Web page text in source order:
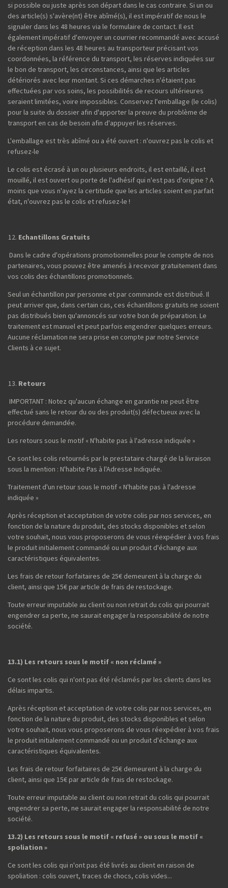
si possible ou juste après son départ dans le cas contraire. Si un ou
des article(s) s'avère(nt) être abîmé(s), il est impératif de nous le
signaler dans les 48 heures via le formulaire de contact. Il est
également impératif d'envoyer un courrier recommandé avec accusé
de réception dans les 48 heures au transporteur précisant vos
coordonnées, la référence du transport, les réserves indiquées sur
le bon de transport, les circonstances, ainsi que les articles
détériorés avec leur montant. Si ces démarches n'étaient pas
effectuées par vos soins, les possibilités de recours ultérieures
seraient limitées, voire impossibles. Conservez l'emballage (le colis)
pour la suite du dossier afin d'apporter la preuve du problème de
transport en cas de besoin afin d'appuyer les réserves.
L'emballage est très abîmé ou a été ouvert : n'ouvrez pas le colis et
refusez-le
Le colis est écrasé à un ou plusieurs endroits, il est entaillé, il est
mouillé, il est ouvert ou porte de l'adhésif qui n'est pas d'origine ? A
moins que vous n'ayez la certitude que les articles soient en parfait
état, n'ouvrez pas le colis et refusez-le !
Echantillons Gratuits
Dans le cadre d'opérations promotionnelles pour le compte de nos
partenaires, vous pouvez être amenés à recevoir gratuitement dans
vos colis des échantillons promotionnels.
Seul un échantillon par personne et par commande est distribué. Il
peut arriver que, dans certain cas, ces échantillons gratuits ne soient
pas distribués bien qu'annoncés sur votre bon de préparation. Le
traitement est manuel et peut parfois engendrer quelques erreurs.
Aucune réclamation ne sera prise en compte par notre Service
Clients à ce sujet.
Retours
IMPORTANT : Notez qu'aucun échange en garantie ne peut être
effectué sans le retour du ou des produit(s) défectueux avec la
procédure demandée.
Les retours sous le motif « N'habite pas à l'adresse indiquée »
Ce sont les colis retournés par le prestataire chargé de la livraison
sous la mention : N'habite Pas à l'Adresse Indiquée.
Traitement d'un retour sous le motif « N'habite pas à l'adresse
indiquée »
Après réception et acceptation de votre colis par nos services, en
fonction de la nature du produit, des stocks disponibles et selon
votre souhait, nous vous proposerons de vous réexpédier à vos frais
le produit initialement commandé ou un produit d'échange aux
caractéristiques équivalentes.
Les frais de retour forfaitaires de 25€ demeurent à la charge du
client, ainsi que 15€ par article de frais de restockage.
Toute erreur imputable au client ou non retrait du colis qui pourrait
engendrer sa perte, ne saurait engager la responsabilité de notre
société.
13.1) Les retours sous le motif « non réclamé »
Ce sont les colis qui n'ont pas été réclamés par les clients dans les
délais impartis.
Après réception et acceptation de votre colis par nos services, en
fonction de la nature du produit, des stocks disponibles et selon
votre souhait, nous vous proposerons de vous réexpédier à vos frais
le produit initialement commandé ou un produit d'échange aux
caractéristiques équivalentes.
Les frais de retour forfaitaires de 25€ demeurent à la charge du
client, ainsi que 15€ par article de frais de restockage.
Toute erreur imputable au client ou non retrait du colis qui pourrait
engendrer sa perte, ne saurait engager la responsabilité de notre
société.
13.2) Les retours sous le motif « refusé » ou sous le motif «
spoliation »
Ce sont les colis qui n'ont pas été livrés au client en raison de
spoliation : colis ouvert, traces de chocs, colis vides...